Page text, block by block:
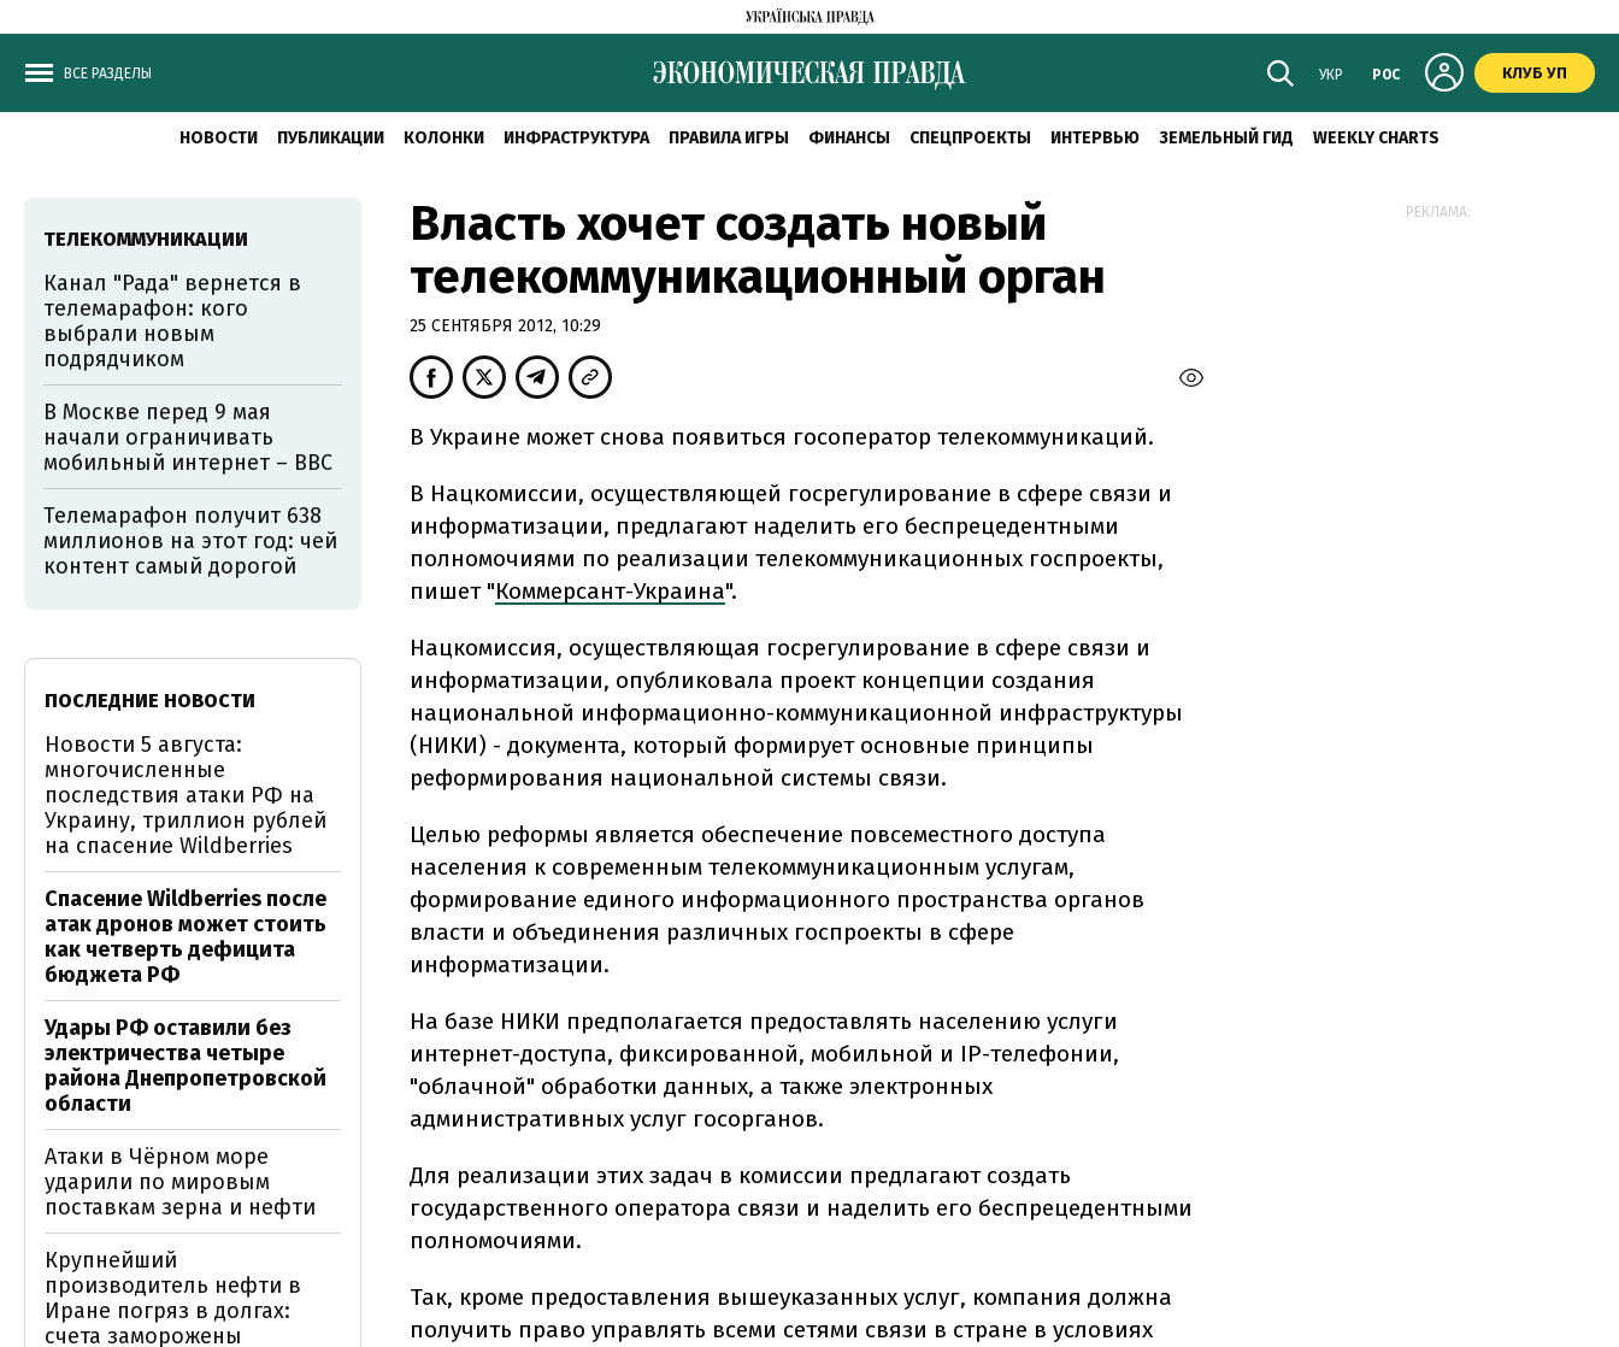
ВСЕ РАЗДЕЛЫ УКР РОС КЛУБ УП
НОВОСТИ ПУБЛИКАЦИИ КОЛОНКИ ИНФРАСТРУКТУРА ПРАВИЛА ИГРЫ ФИНАНСЫ СПЕЦПРОЕКТЫ ИНТЕРВЬЮ ЗЕМЕЛЬНЫЙ ГИД WEEKLY CHARTS
Власть хочет создать новый
телекоммуникационный орган
25 СЕНТЯБРЯ 2012, 10:29
В Украине может снова появиться госоператор телекоммуникаций.
В Нацкомиссии, осуществляющей госрегулирование в сфере связи и
информатизации, предлагают наделить его беспрецедентными
полномочиями по реализации телекоммуникационных госпроекты,
пишет "Коммерсант-Украина".
Нацкомиссия, осуществляющая госрегулирование в сфере связи и
информатизации, опубликовала проект концепции создания
национальной информационно-коммуникационной инфраструктуры
(НИКИ) - документа, который формирует основные принципы
реформирования национальной системы связи.
Целью реформы является обеспечение повсеместного доступа
населения к современным телекоммуникационным услугам,
формирование единого информационного пространства органов
власти и объединения различных госпроекты в сфере
информатизации.
На базе НИКИ предполагается предоставлять населению услуги
интернет-доступа, фиксированной, мобильной и IP-телефонии,
"облачной" обработки данных, а также электронных
административных услуг госорганов.
Для реализации этих задач в комиссии предлагают создать
государственного оператора связи и наделить его беспрецедентными
полномочиями.
Так, кроме предоставления вышеуказанных услуг, компания должна
получить право управлять всеми сетями связи в стране в условиях
ТЕЛЕКОММУНИКАЦИИ
Канал "Рада" вернется в
телемарафон: кого
выбрали новым
подрядчиком
В Москве перед 9 мая
начали ограничивать
мобильный интернет – BBC
Телемарафон получит 638
миллионов на этот год: чей
контент самый дорогой
ПОСЛЕДНИЕ НОВОСТИ
Новости 5 августа:
многочисленные
последствия атаки РФ на
Украину, триллион рублей
на спасение Wildberries
Спасение Wildberries после
атак дронов может стоить
как четверть дефицита
бюджета РФ
Удары РФ оставили без
электричества четыре
района Днепропетровской
области
Атаки в Чёрном море
ударили по мировым
поставкам зерна и нефти
Крупнейший
производитель нефти в
Иране погряз в долгах:
счета заморожены
РЕКЛАМА: